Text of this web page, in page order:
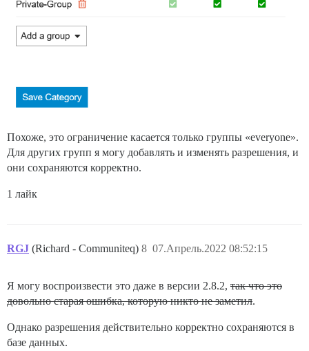
Похоже, это ограничение касается только группы «everyone».
Для других групп я могу добавлять и изменять разрешения, и
они сохраняются корректно.
1 лайк
RGJ (Richard - Communiteq) 07.Апрель.2022 08:52:15
8
Я могу воспроизвести это даже в версии 2.8.2, так что это
довольно старая ошибка, которую никто не заметил.
Однако разрешения действительно корректно сохраняются в
базе данных.